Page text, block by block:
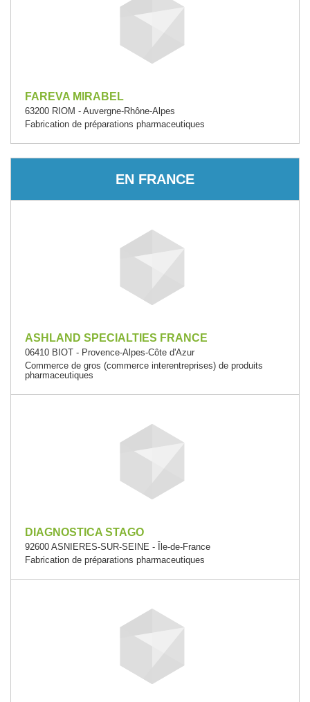
FAREVA MIRABEL
63200 RIOM - Auvergne-Rhône-Alpes
Fabrication de préparations pharmaceutiques
EN FRANCE
ASHLAND SPECIALTIES FRANCE
06410 BIOT - Provence-Alpes-Côte d'Azur
Commerce de gros (commerce interentreprises) de produits
pharmaceutiques
DIAGNOSTICA STAGO
92600 ASNIERES-SUR-SEINE - Île-de-France
Fabrication de préparations pharmaceutiques